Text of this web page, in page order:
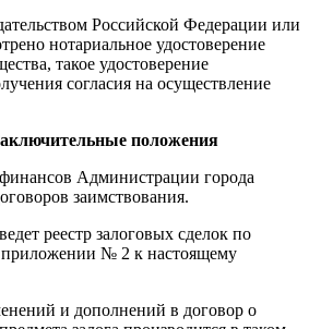
Российской Федерации или
нотариальное удостоверение
такое удостоверение
согласия на осуществление
положения
Администрации города
заимствования.
реестр залоговых сделок по
№ 2 к настоящему
и дополнений в договор о